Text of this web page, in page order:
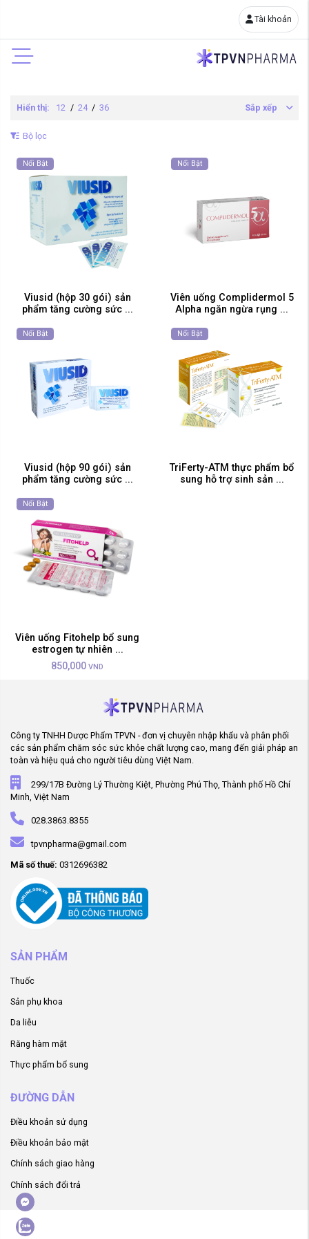
Tài khoản
Hiển thị: 12 / 24 / 36 Sắp xếp
Bộ lọc
Nổi Bật
Viusid (hộp 30 gói) sản
phẩm tăng cường sức ...
Nổi Bật
Viên uống Complidermol 5
Alpha ngăn ngừa rụng ...
Nổi Bật
Viusid (hộp 90 gói) sản
phẩm tăng cường sức ...
Nổi Bật
TriFerty-ATM thực phẩm bổ
sung hỗ trợ sinh sản ...
Nổi Bật
Viên uống Fitohelp bổ sung
estrogen tự nhiên ...
850,000 VND
Công ty TNHH Dược Phẩm TPVN - đơn vị chuyên nhập khẩu và phân phối
các sản phẩm chăm sóc sức khỏe chất lượng cao, mang đến giải pháp an
toàn và hiệu quả cho người tiêu dùng Việt Nam.
299/17B Đường Lý Thường Kiệt, Phường Phú Thọ, Thành phố Hồ Chí
Minh, Việt Nam
028.3863.8355
tpvnpharma@gmail.com
Mã số thuế: 0312696382
SẢN PHẨM
Thuốc
Sản phụ khoa
Da liễu
Răng hàm mặt
Thực phẩm bổ sung
ĐƯỜNG DẪN
Điều khoản sử dụng
Điều khoản bảo mật
Chính sách giao hàng
Chính sách đổi trả